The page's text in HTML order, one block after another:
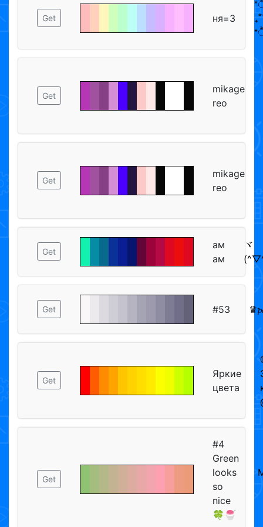
Get ня=3
Get
mikage
reo
Get
mikage
reo
Get
ам
ам
ヾ
Get #53
Get
Яркие
цвета
Get
#4
Green
looks
so
nice
🍀🍧